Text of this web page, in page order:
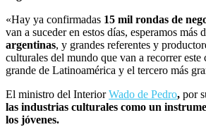
«Hay ya confirmadas 15 mil rondas de
van a suceder en estos días, esperamos más
argentinas, y grandes referentes y
culturales del mundo que van a recorrer este
grande de Latinoamérica y el tercero más
El ministro del InteriorWado de Pedro, por
las industrias culturales como un
los jóvenes.